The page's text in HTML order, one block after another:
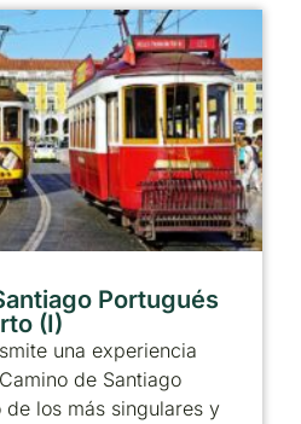
Portugués
(I)
una experiencia
de Santiago
de los más singulares y